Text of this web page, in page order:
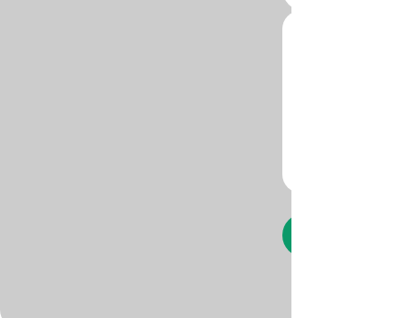
Нажимая